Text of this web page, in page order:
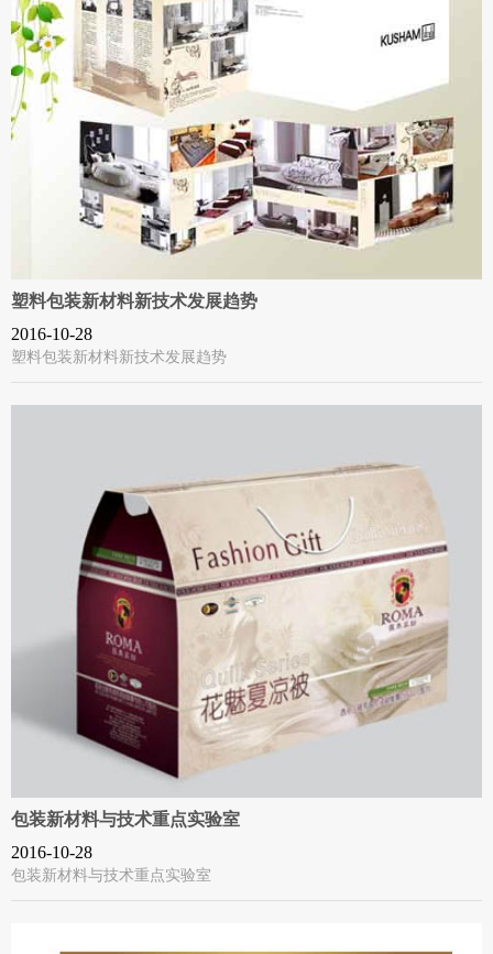
塑料包装新材料新技术发展趋势
2016-10-28
塑料包装新材料新技术发展趋势
包装新材料与技术重点实验室
2016-10-28
包装新材料与技术重点实验室